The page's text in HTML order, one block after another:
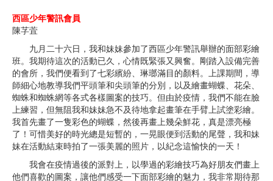
西區少年警訊會員
陳芓萓
九月二十六日，我和妹妹參加了西區少年警訊舉辦的面部彩繪
班。我期待這次的活動已久，心情既緊張又興奮。剛踏入設備完善
的會所，我們便看到了七彩繽紛、琳瑯滿目的顏料。上課期間，導
師細心地教導我們平頭筆和尖頭筆的分別，以及繪畫蝴蝶、花朵、
蜘蛛和蜘蛛網等各式各樣圖案的技巧。但由於疫情，我們不能在臉
上練習，但無阻我和妹妹急不及待地拿起畫筆在手臂上試塗彩繪。
我首先畫了一隻彩色的蝴蝶，然後再畫上幾朵鮮花，真是漂亮極
了！可惜美好的時光總是短暫的，一晃眼便到活動的尾聲，我和妹
妹在活動結束時拍了一張美麗的照片，以紀念這愉快的一天！
我會在疫情過後的派對上，以學過的彩繪技巧為好朋友們畫上
他們喜歡的圖案，讓他們感受一下面部彩繪的魅力，我非常期待那